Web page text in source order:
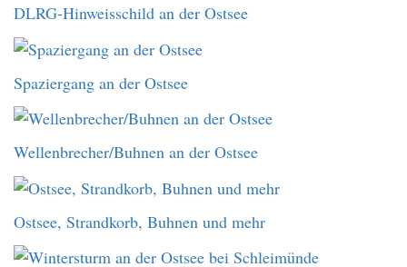
DLRG-Hinweisschild an der Ostsee
Spaziergang an der Ostsee
Wellenbrecher/Buhnen an der Ostsee
Ostsee, Strandkorb, Buhnen und mehr